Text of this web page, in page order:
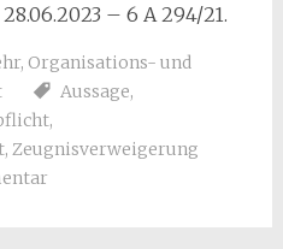
28.06.2023 – 6 A 294/21.
, Organisations- und
Aussage,
,
, Zeugnisverweigerung